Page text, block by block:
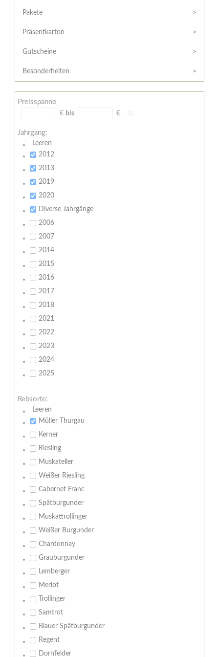
/
Widerrufsformular
AGB
Zahlungsbedingungen
Meine
Pakete
Präsentkarton
Gutscheine
Besonderheiten
Preisspanne
€ bis €
Jahrgang:
Leeren
2012
2013
2019
2020
Diverse Jahrgänge
2006
2007
2014
2015
2016
2017
2018
2021
2022
2023
2024
2025
Rebsorte:
Leeren
Müller Thurgau
Kerner
Riesling
Muskateller
Weißer Riesling
Cabernet Franc
Spätburgunder
Muskattrollinger
Weißer Burgunder
Chardonnay
Grauburgunder
Lemberger
Merlot
Trollinger
Samtrot
Blauer Spätburgunder
Regent
Dornfelder